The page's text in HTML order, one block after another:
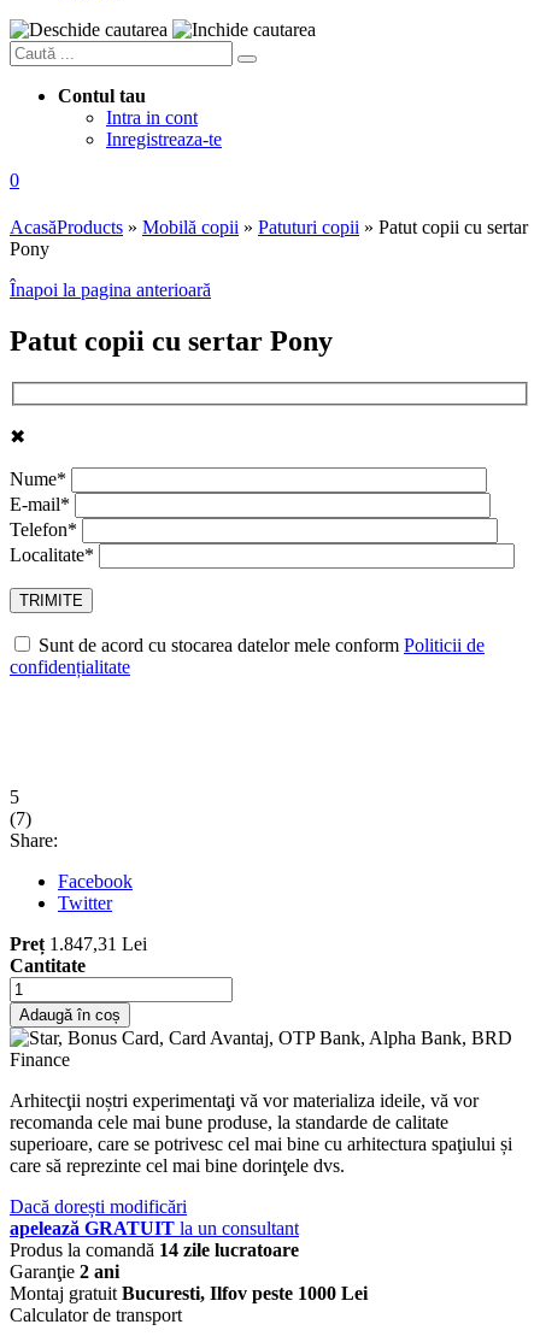
Contul tau
Intra in cont
Inregistreaza-te
0
AcasăProducts » Mobilă copii » Patuturi copii » Patut copii cu sertar
Pony
Înapoi la pagina anterioară
Patut copii cu sertar Pony
✖
Nume*
E-mail*
Telefon*
Localitate*
Sunt de acord cu stocarea datelor mele conform Politicii de
confidențialitate
5
(7)
Share:
Facebook
Twitter
Preț 1.847,31 Lei
Cantitate
Adaugă în coș
Arhitecţii noștri experimentaţi vă vor materializa ideile, vă vor
recomanda cele mai bune produse, la standarde de calitate
superioare, care se potrivesc cel mai bine cu arhitectura spaţiului și
care să reprezinte cel mai bine dorinţele dvs.
Dacă dorești modificări
apelează GRATUIT la un consultant
Produs la comandă 14 zile lucratoare
Garanţie 2 ani
Montaj gratuit Bucuresti, Ilfov peste 1000 Lei
Calculator de transport